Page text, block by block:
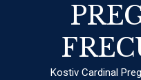
Kostiv Cardinal